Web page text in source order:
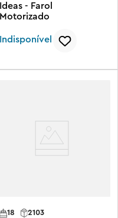
Ideas - Farol
Motorizado
Indisponível
18 2103